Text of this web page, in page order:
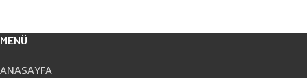
MENÜ
ANASAYFA